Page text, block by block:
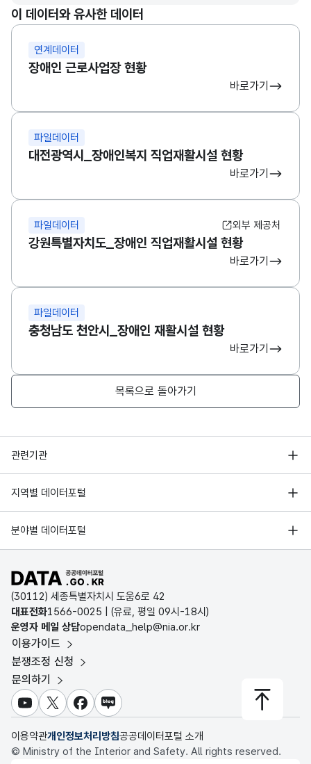
이 데이터와 유사한 데이터
연계데이터
장애인 근로사업장 현황
바로가기
파일데이터
대전광역시_장애인복지 직업재활시설 현황
바로가기
파일데이터 외부 제공처
강원특별자치도_장애인 직업재활시설 현황
바로가기
파일데이터
충청남도 천안시_장애인 재활시설 현황
바로가기
목록으로 돌아가기
관련기관
행정안전부
한국지능정보사회진흥원
국가정보자원관리원
지역별 데이터포털
서울 열린데이터광장
경기데이터드림
D-데이터허브
인천데이터포털
울산광역시 데이터포털
전남광주통합특별시 빅데이터 플랫폼
대전광역시 데이터포털
세종특별자치시 데이터포털
충청북도 데이터허브
분야별 데이터포털
기상자료개방포털
국토교통부 공간정보오픈플랫폼
환경부 환경데이터포털
문화데이터광장
농림축산식품 공공데이터포털
보건의료빅데이터개방시스템
식품의약품안전처 데이터포털
교육통계서비스
공공데이터포털 바로가기
(30112) 세종특별자치시 도움6로 42
대표전화1566-0025 | (유료, 평일 09시-18시)
운영자 메일 상담opendata_help@nia.or.kr
이용가이드
분쟁조정 신청
문의하기
유튜브X 페이스북
블로그
이용약관개인정보처리방침공공데이터포털 소개
© Ministry of the Interior and Safety. All rights reserved.